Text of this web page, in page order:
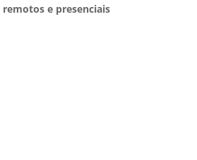
e presenciais